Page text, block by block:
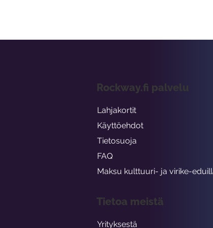
Rockway.fi palvelu
Lahjakortit
Käyttöehdot
Tietosuoja
FAQ
Maksu kulttuuri- ja virike-
Tietoa meistä
Yrityksestä